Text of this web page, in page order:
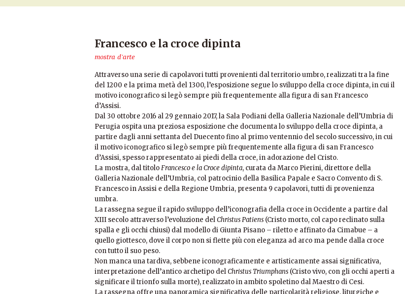
Francesco e la croce dipinta
mostra d'arte
Attraverso una serie di capolavori tutti provenienti dal territorio umbro, realizzati tra la fine
del 1200 e la prima metà del 1300, l’esposizione segue lo sviluppo della croce dipinta, in cui il
motivo iconografico si legò sempre più frequentemente alla figura di san Francesco
d’Assisi.
Dal 30 ottobre 2016 al 29 gennaio 2017, la Sala Podiani della Galleria Nazionale dell’Umbria di
Perugia ospita una preziosa esposizione che documenta lo sviluppo della croce dipinta, a
partire dagli anni settanta del Duecento fino al primo ventennio del secolo successivo, in cui
il motivo iconografico si legò sempre più frequentemente alla figura di san Francesco
d’Assisi, spesso rappresentato ai piedi della croce, in adorazione del Cristo.
La mostra, dal titoloFrancesco e la Croce dipinta, curata da Marco Pierini, direttore della
Galleria Nazionale dell’Umbria, col patrocinio della Basilica Papale e Sacro Convento di S.
Francesco in Assisi e della Regione Umbria, presenta 9 capolavori, tutti di provenienza
umbra.
La rassegna segue il rapido sviluppo dell’iconografia della croce in Occidente a partire dal
XIII secolo attraverso l’evoluzione delChristus Patiens (Cristo morto, col capo reclinato sulla
spalla e gli occhi chiusi) dal modello di Giunta Pisano – riletto e affinato da Cimabue – a
quello giottesco, dove il corpo non si flette più con eleganza ad arco ma pende dalla croce
con tutto il suo peso.
Non manca una tardiva, sebbene iconograficamente e artisticamente assai significativa,
interpretazione dell’antico archetipo delChristus Triumphans (Cristo vivo, con gli occhi aperti a
significare il trionfo sulla morte), realizzato in ambito spoletino dal Maestro di Cesi.
La rassegna offre una panoramica significativa delle particolarità religiose, liturgiche e